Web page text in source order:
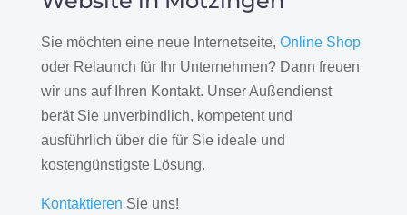
Sie möchten eine neue Internetseite, Online Shop
oder Relaunch für Ihr Unternehmen? Dann freuen
wir uns auf Ihren Kontakt. Unser Außendienst
berät Sie unverbindlich, kompetent und
ausführlich über die für Sie ideale und
kostengünstigste Lösung.
Kontaktieren Sie uns!